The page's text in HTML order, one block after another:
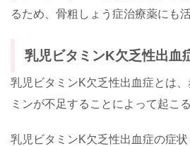
るため、骨粗しょう症治療薬にも
乳児ビタミンK欠乏性出血
乳児ビタミンK欠乏性出血症とは
ミンが不足することによって起こ
乳児ビタミンK欠乏性出血症の症